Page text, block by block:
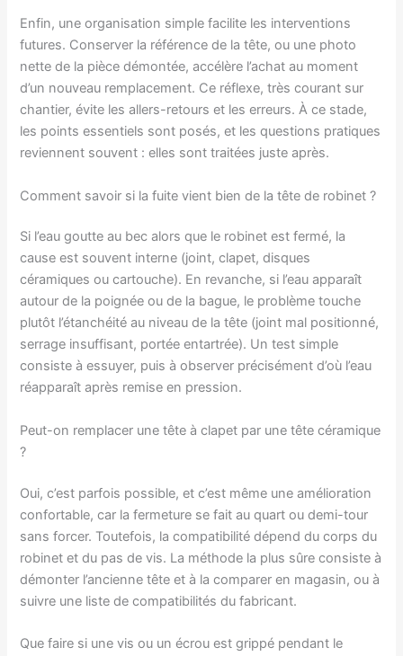
Enfin, une organisation simple facilite les interventions
futures. Conserver la référence de la tête, ou une photo
nette de la pièce démontée, accélère l’achat au moment
d’un nouveau remplacement. Ce réflexe, très courant sur
chantier, évite les allers-retours et les erreurs. À ce stade,
les points essentiels sont posés, et les questions pratiques
reviennent souvent : elles sont traitées juste après.
Comment savoir si la fuite vient bien de la tête de robinet ?
Si l’eau goutte au bec alors que le robinet est fermé, la
cause est souvent interne (joint, clapet, disques
céramiques ou cartouche). En revanche, si l’eau apparaît
autour de la poignée ou de la bague, le problème touche
plutôt l’étanchéité au niveau de la tête (joint mal positionné,
serrage insuffisant, portée entartrée). Un test simple
consiste à essuyer, puis à observer précisément d’où l’eau
réapparaît après remise en pression.
Peut-on remplacer une tête à clapet par une tête céramique
?
Oui, c’est parfois possible, et c’est même une amélioration
confortable, car la fermeture se fait au quart ou demi-tour
sans forcer. Toutefois, la compatibilité dépend du corps du
robinet et du pas de vis. La méthode la plus sûre consiste à
démonter l’ancienne tête et à la comparer en magasin, ou à
suivre une liste de compatibilités du fabricant.
Que faire si une vis ou un écrou est grippé pendant le